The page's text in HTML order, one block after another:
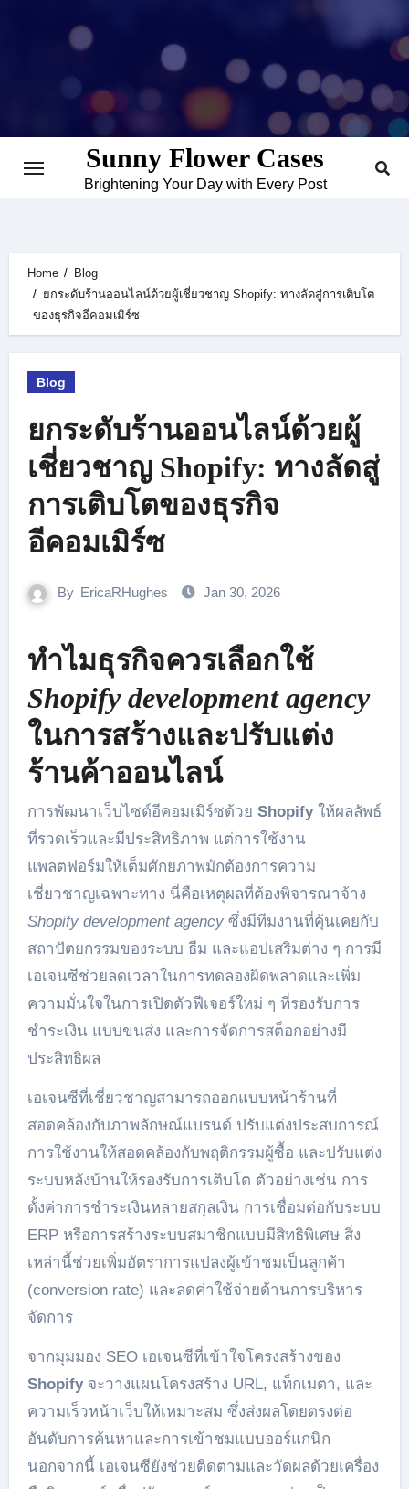
Sunny Flower Cases
Brightening Your Day with Every Post
Home
Blog
ยกระดับร้านออนไลน์ด้วยผู้เชี่ยวชาญ Shopify: ทางลัดสู่การเติบโต
ของธุรกิจอีคอมเมิร์ซ
Blog
ยกระดับร้านออนไลน์ด้วยผู้
เชี่ยวชาญ Shopify: ทางลัดสู่
การเติบโตของธุรกิจ
อีคอมเมิร์ซ
By EricaRHughes Jan 30, 2026
ทำไมธุรกิจควรเลือกใช้
Shopify development agency
ในการสร้างและปรับแต่ง
ร้านค้าออนไลน์
การพัฒนาเว็บไซต์อีคอมเมิร์ซด้วย Shopifyให้ผลลัพธ์
ที่รวดเร็วและมีประสิทธิภาพ แต่การใช้งาน
แพลตฟอร์มให้เต็มศักยภาพมักต้องการความ
เชี่ยวชาญเฉพาะทาง นี่คือเหตุผลที่ต้องพิจารณาจ้าง
Shopify development agencyซึ่งมีทีมงานที่คุ้นเคยกับ
สถาปัตยกรรมของระบบ ธีม และแอปเสริมต่าง ๆ การมี
เอเจนซีช่วยลดเวลาในการทดลองผิดพลาดและเพิ่ม
ความมั่นใจในการเปิดตัวฟีเจอร์ใหม่ ๆ ที่รองรับการ
ชำระเงิน แบบขนส่ง และการจัดการสต็อกอย่างมี
ประสิทธิผล
เอเจนซีที่เชี่ยวชาญสามารถออกแบบหน้าร้านที่
สอดคล้องกับภาพลักษณ์แบรนด์ ปรับแต่งประสบการณ์
การใช้งานให้สอดคล้องกับพฤติกรรมผู้ซื้อ และปรับแต่ง
ระบบหลังบ้านให้รองรับการเติบโต ตัวอย่างเช่น การ
ตั้งค่าการชำระเงินหลายสกุลเงิน การเชื่อมต่อกับระบบ
ERP หรือการสร้างระบบสมาชิกแบบมีสิทธิพิเศษ สิ่ง
เหล่านี้ช่วยเพิ่มอัตราการแปลงผู้เข้าชมเป็นลูกค้า
(conversion rate) และลดค่าใช้จ่ายด้านการบริหาร
จัดการ
จากมุมมอง SEO เอเจนซีที่เข้าใจโครงสร้างของ
Shopifyจะวางแผนโครงสร้าง URL, แท็กเมตา, และ
ความเร็วหน้าเว็บให้เหมาะสม ซึ่งส่งผลโดยตรงต่อ
อันดับการค้นหาและการเข้าชมแบบออร์แกนิก
นอกจากนี้ เอเจนซียังช่วยติดตามและวัดผลด้วยเครื่อง